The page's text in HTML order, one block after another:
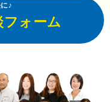
♪
フォーム